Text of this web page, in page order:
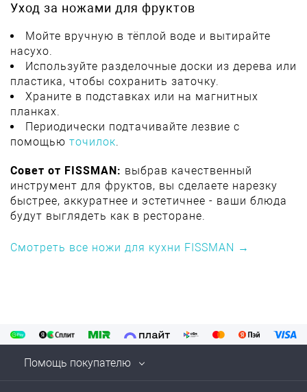
Уход за ножами для фруктов
Мойте вручную в тёплой воде и вытирайте
насухо.
Используйте разделочные доски из дерева или
пластика, чтобы сохранить заточку.
Храните в подставках или на магнитных
планках.
Периодически подтачивайте лезвие с
помощью точилок.
Совет от FISSMAN: выбрав качественный
инструмент для фруктов, вы сделаете нарезку
быстрее, аккуратнее и эстетичнее - ваши блюда
будут выглядеть как в ресторане.
Смотреть все ножи для кухни FISSMAN →
Помощь покупателю